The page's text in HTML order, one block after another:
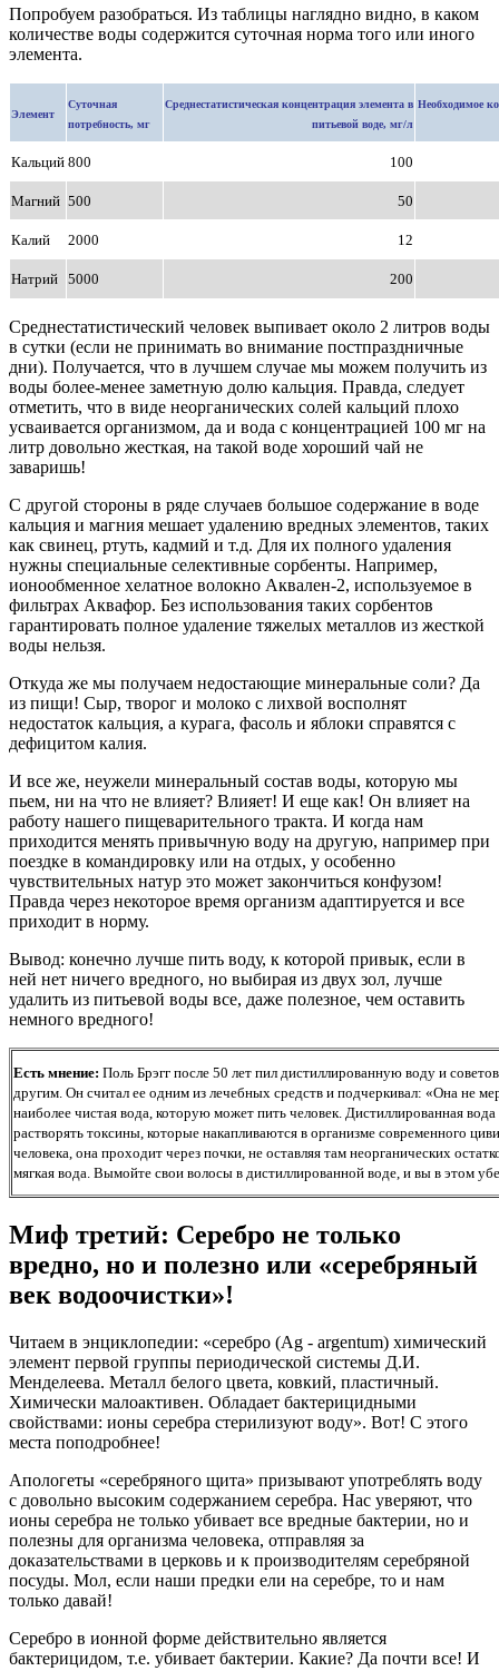
Попробуем разобраться. Из таблицы наглядно видно, в каком
количестве воды содержится суточная норма того или иного
элемента.
Элемент
Суточная
потребность, мг
Среднестатистическая концентрация элемента в
питьевой воде, мг/л
Необходимое
Кальций 800 100
Магний 500 50
Калий 2000 12
Натрий 5000 200
Среднестатистический человек выпивает около 2 литров воды
в сутки (если не принимать во внимание постпраздничные
дни). Получается, что в лучшем случае мы можем получить из
воды более-менее заметную долю кальция. Правда, следует
отметить, что в виде неорганических солей кальций плохо
усваивается организмом, да и вода с концентрацией 100 мг на
литр довольно жесткая, на такой воде хороший чай не
заваришь!
С другой стороны в ряде случаев большое содержание в воде
кальция и магния мешает удалению вредных элементов, таких
как свинец, ртуть, кадмий и т.д. Для их полного удаления
нужны специальные селективные сорбенты. Например,
ионообменное хелатное волокно Аквален-2, используемое в
фильтрах Аквафор. Без использования таких сорбентов
гарантировать полное удаление тяжелых металлов из жесткой
воды нельзя.
Откуда же мы получаем недостающие минеральные соли? Да
из пищи! Сыр, творог и молоко с лихвой восполнят
недостаток кальция, а курага, фасоль и яблоки справятся с
дефицитом калия.
И все же, неужели минеральный состав воды, которую мы
пьем, ни на что не влияет? Влияет! И еще как! Он влияет на
работу нашего пищеварительного тракта. И когда нам
приходится менять привычную воду на другую, например при
поездке в командировку или на отдых, у особенно
чувствительных натур это может закончиться конфузом!
Правда через некоторое время организм адаптируется и все
приходит в норму.
Вывод: конечно лучше пить воду, к которой привык, если в
ней нет ничего вредного, но выбирая из двух зол, лучше
удалить из питьевой воды все, даже полезное, чем оставить
немного вредного!
Есть мнение: Поль Брэгг после 50 лет пил дистиллированную воду и
другим. Он считал ее одним из лечебных средств и подчеркивал: «Она не
наиболее чистая вода, которую может пить человек. Дистиллированная вода
растворять токсины, которые накапливаются в организме современного
человека, она проходит через почки, не оставляя там неорганических
мягкая вода. Вымойте свои волосы в дистиллированной воде, и вы в этом
Миф третий: Серебро не только
вредно, но и полезно или «серебряный
век водоочистки»!
Читаем в энциклопедии: «серебро (Ag - argentum) химический
элемент первой группы периодической системы Д.И.
Менделеева. Металл белого цвета, ковкий, пластичный.
Химически малоактивен. Обладает бактерицидными
свойствами: ионы серебра стерилизуют воду». Вот! С этого
места поподробнее!
Апологеты «серебряного щита» призывают употреблять воду
с довольно высоким содержанием серебра. Нас уверяют, что
ионы серебра не только убивает все вредные бактерии, но и
полезны для организма человека, отправляя за
доказательствами в церковь и к производителям серебряной
посуды. Мол, если наши предки ели на серебре, то и нам
только давай!
Серебро в ионной форме действительно является
бактерицидом, т.е. убивает бактерии. Какие? Да почти все! И